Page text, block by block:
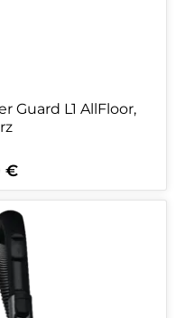
Guard L1 AllFloor,
€